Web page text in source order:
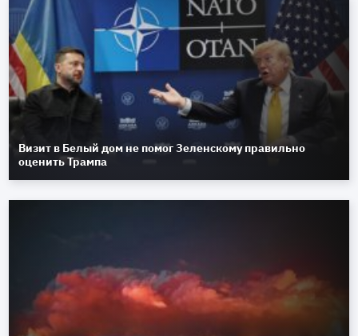
Визит в Белый дом не помог Зеленскому правильно
оценить Трампа